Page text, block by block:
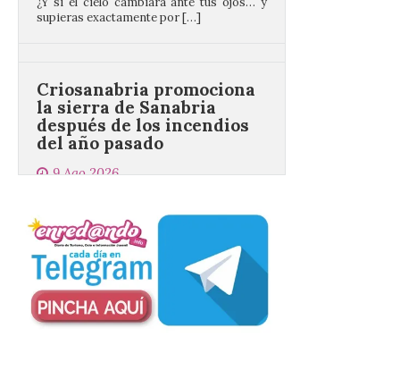
después de los incendios
del año pasado
9 Ago 2026
personas después de
hacer una cima acudan a
un comercio local para
que le selle el pasaporte,
de este modo también se colabora con el
comercio local sanabrés después de los
graves incendios de 2025. […]